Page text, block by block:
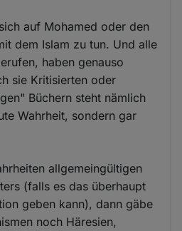
auf Mohamed oder den
dem Islam zu tun. Und alle
haben genauso
sie Kritisierten oder
Büchern steht nämlich
Wahrheit, sondern gar
allgemeingültigen
(falls es das überhaupt
geben kann), dann gäbe
noch Häresien,